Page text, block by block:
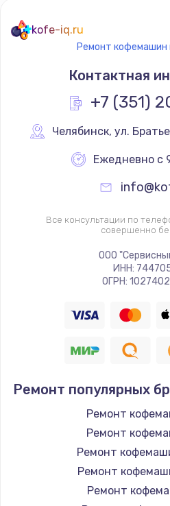
Ремонт
520
Ремонт платы
5000
Полный ремонт
2490
Ремонт
2500
kofe-iq.ru
Ремонт кофемашин
Контактная
+7 (351)
Челябинск, ул.
Ежедневно с
Все консультации по
совершенно
ООО
ИНН:
ОГРН:
Ремонт популярных
Ремонт
Ремонт
Ремонт
Ремонт
Ремонт